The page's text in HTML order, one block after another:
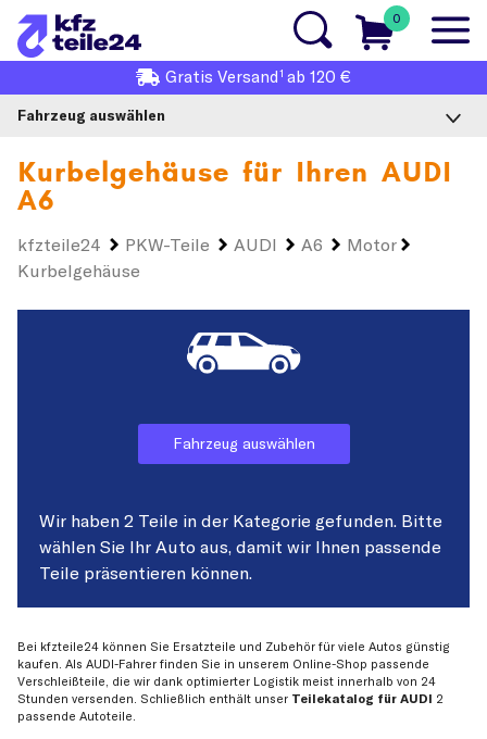
0
Gratis Versand1 ab 120 €
Fahrzeug auswählen
Kurbelgehäuse für Ihren AUDI
A6
kfzteile24 PKW-Teile AUDI A6
Motor
Kurbelgehäuse
Fahrzeug auswählen
Wir haben 2 Teile in der Kategorie gefunden. Bitte
wählen Sie Ihr Auto aus, damit wir Ihnen passende
Teile präsentieren können.
Bei kfzteile24 können Sie Ersatzteile und Zubehör für viele Autos günstig
kaufen. Als AUDI-Fahrer finden Sie in unserem Online-Shop passende
Verschleißteile, die wir dank optimierter Logistik meist innerhalb von 24
Stunden versenden. Schließlich enthält unser Teilekatalog für AUDI 2
passende Autoteile.